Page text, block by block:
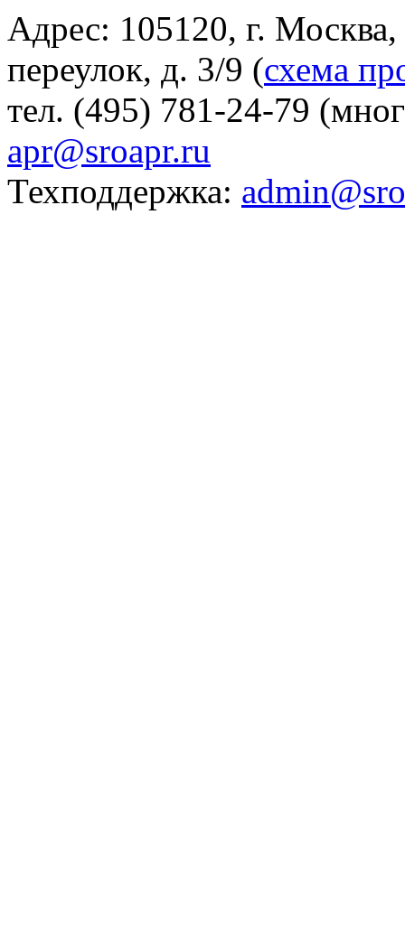
Адрес: 105120, г.
переулок, д. 3/9 (схема
тел. (495) 781-24-79
apr@sroapr.ru
Техподдержка: